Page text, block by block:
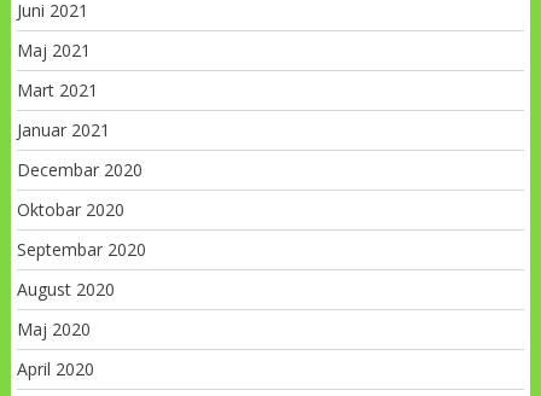
Juni 2021
Maj 2021
Mart 2021
Januar 2021
Decembar 2020
Oktobar 2020
Septembar 2020
August 2020
Maj 2020
April 2020